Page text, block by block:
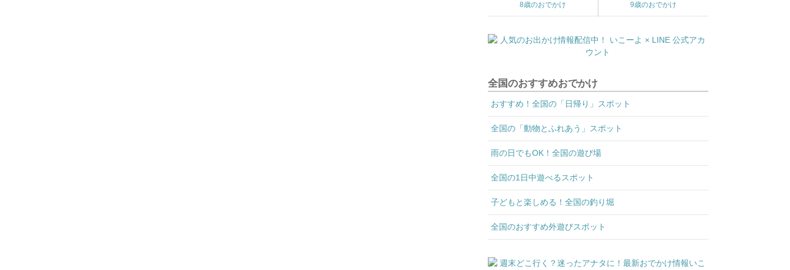
8歳のおでかけ 9歳のおでかけ
全国のおすすめおでかけ
おすすめ！全国の「日帰り」スポット
全国の「動物とふれあう」スポット
雨の日でもOK！全国の遊び場
全国の1日中遊べるスポット
子どもと楽しめる！全国の釣り堀
全国のおすすめ外遊びスポット